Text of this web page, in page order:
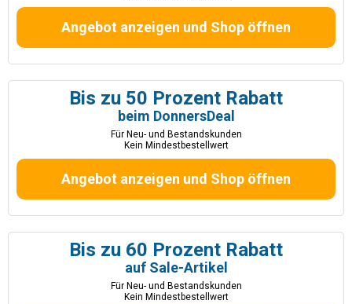
Angebot anzeigen und Shop öffnen
Bis zu 50 Prozent Rabatt
beim DonnersDeal
Für Neu- und Bestandskunden
Kein Mindestbestellwert
Angebot anzeigen und Shop öffnen
Bis zu 60 Prozent Rabatt
auf Sale-Artikel
Für Neu- und Bestandskunden
Kein Mindestbestellwert